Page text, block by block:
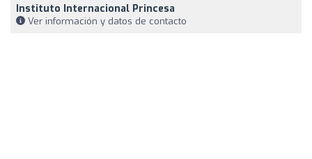
Instituto Internacional Princesa
Ver información y datos de contacto